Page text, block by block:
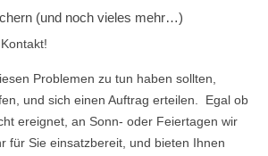
(und noch vieles mehr…)
Problemen zu tun haben sollten,
und sich einen Auftrag erteilen. Egal ob
ereignet, an Sonn- oder Feiertagen wir
für Sie einsatzbereit, und bieten Ihnen